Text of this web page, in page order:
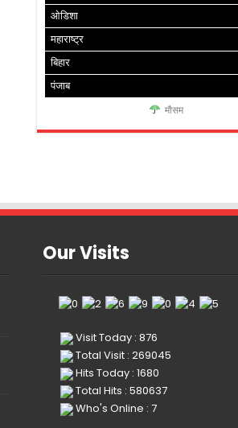
ओडिशा
महाराष्ट्र
बिहार
पंजाब
मौसम
Our Visits
Visit Today : 876
Total Visit : 269045
Hits Today : 1680
Total Hits : 580637
Who's Online : 7